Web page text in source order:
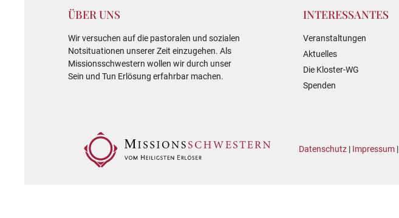
ÜBER UNS
Wir versuchen auf die pastoralen und sozialen
Notsituationen unserer Zeit einzugehen. Als
Missionsschwestern wollen wir durch unser
Sein und Tun Erlösung erfahrbar machen.
INTERESSANTES
Veranstaltungen
Aktuelles
Die Kloster-WG
Spenden
Datenschutz| Impressum|